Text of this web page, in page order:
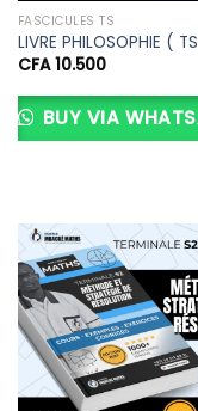
FASCICULES TS
LIVRE PHILOSOPHIE (
CFA10.500
BUY VIA
à